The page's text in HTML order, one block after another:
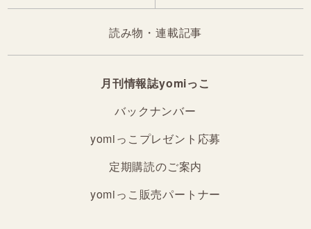
読み物・連載記事
月刊情報誌yomiっこ
バックナンバー
yomiっこプレゼント応募
定期購読のご案内
yomiっこ販売パートナー